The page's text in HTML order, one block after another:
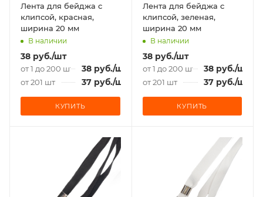
Лента для бейджа c
клипсой, красная,
ширина 20 мм
В наличии
38 руб./шт
от 1 до 200 шт 38 руб./шт
от 201 шт 37 руб./шт
КУПИТЬ
Лента для бейджа c
клипсой, зеленая,
ширина 20 мм
В наличии
38руб./шт
от 1 до 200 шт 38руб./шт
от 201 шт 37руб./шт
КУПИТЬ